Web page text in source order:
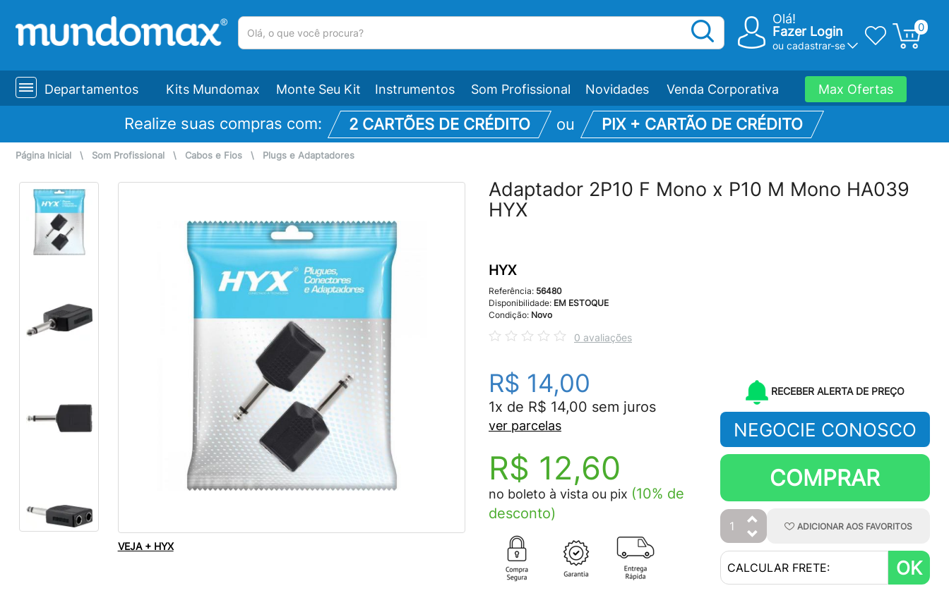
Olá!
Fazer Login
ou cadastrar-se
0
Departamentos Kits Mundomax Monte Seu Kit Instrumentos Som Profissional Novidades Venda Corporativa Max Ofertas
Realize suas compras com: 2 CARTÕES DE CRÉDITO ou PIX + CARTÃO DE CRÉDITO
Página Inicial \ Som Profissional \ Cabos e Fios \ Plugs e Adaptadores
VEJA + HYX
Adaptador 2P10 F Mono x P10 M Mono HA039
HYX
HYX
Referência: 56480
Disponibilidade: EM ESTOQUE
Condição: Novo
0 avaliações
R$ 14,00
1x de R$ 14,00 sem juros
ver parcelas
R$ 12,60
no boleto à vista ou pix (10% de
desconto)
RECEBER ALERTA DE PREÇO
NEGOCIE CONOSCO
COMPRAR
ADICIONAR AOSFAVORITOS
OK